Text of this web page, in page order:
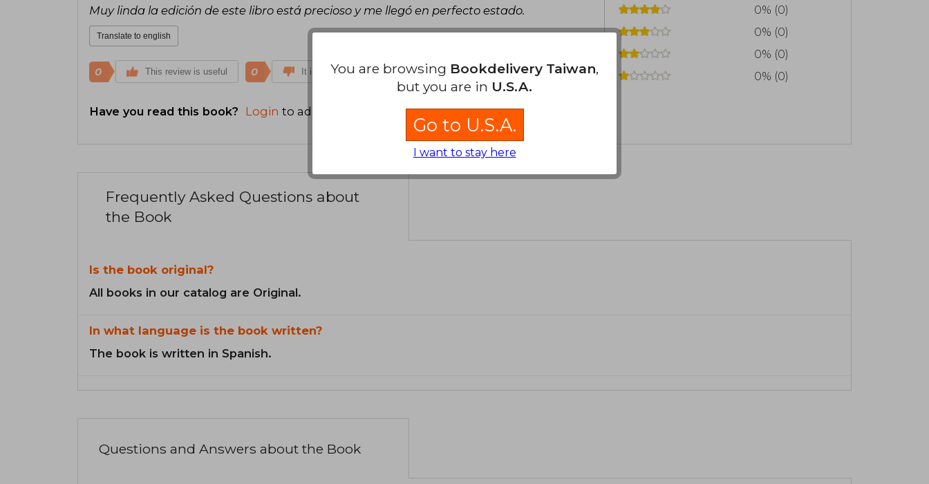
Muy linda la edición de este libro está precioso y me llegó en perfecto estado.
Translate to english
0 This review is useful 0 It is not useful
Have you read this book? Login to add your review
0% (0)
0% (0)
0% (0)
0% (0)
Frequently Asked Questions about
the Book
Is the book original?
All books in our catalog are Original.
In what language is the book written?
The book is written in Spanish.
Questions and Answers about the Book
You are browsing Bookdelivery Taiwan,
but you are in U.S.A.
Go to U.S.A.
I want to stay here